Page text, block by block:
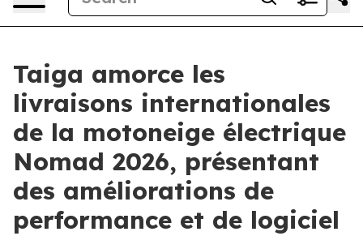
Taiga amorce les
livraisons internationales
de la motoneige électrique
Nomad 2026, présentant
des améliorations de
performance et de logiciel